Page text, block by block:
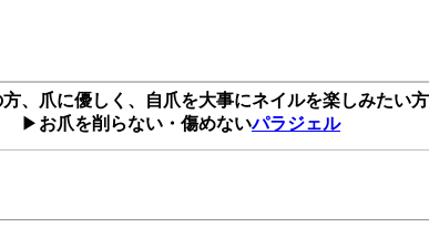
、爪に優しく、自爪を大事にネイルを楽しみたい
▶ お爪を削らない・傷めないパラジェル